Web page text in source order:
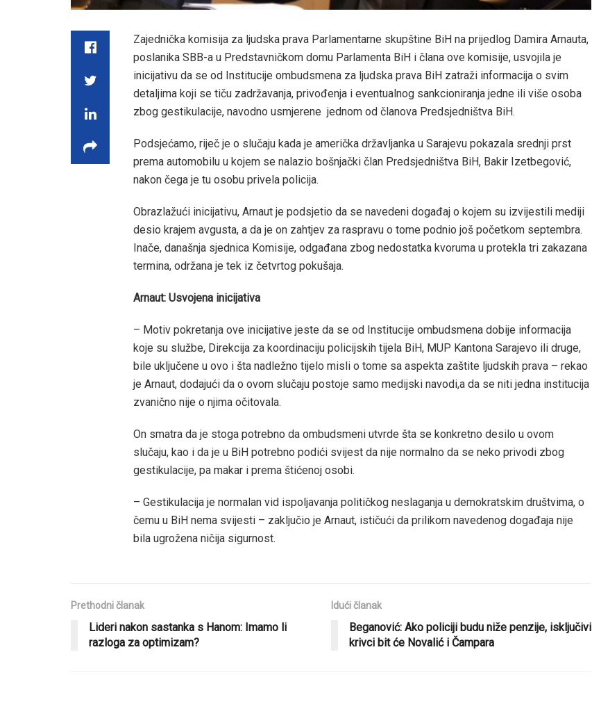
Zajednička komisija za ljudska prava Parlamentarne skupštine BiH na prijedlog Damira Arnauta,
poslanika SBB-a u Predstavničkom domu Parlamenta BiH i člana ove komisije, usvojila je
inicijativu da se od Institucije ombudsmena za ljudska prava BiH zatraži informacija o svim
detaljima koji se tiču zadržavanja, privođenja i eventualnog sankcioniranja jedne ili više osoba
zbog gestikulacije, navodno usmjerene jednom od članova Predsjedništva BiH.
Podsjećamo, riječ je o slučaju kada je američka državljanka u Sarajevu pokazala srednji prst
prema automobilu u kojem se nalazio bošnjački član Predsjedništva BiH, Bakir Izetbegović,
nakon čega je tu osobu privela policija.
Obrazlažući inicijativu, Arnaut je podsjetio da se navedeni događaj o kojem su izvijestili mediji
desio krajem avgusta, a da je on zahtjev za raspravu o tome podnio još početkom septembra.
Inače, današnja sjednica Komisije, odgađana zbog nedostatka kvoruma u protekla tri zakazana
termina, održana je tek iz četvrtog pokušaja.
Arnaut: Usvojena inicijativa
– Motiv pokretanja ove inicijative jeste da se od Institucije ombudsmena dobije informacija
koje su službe, Direkcija za koordinaciju policijskih tijela BiH, MUP Kantona Sarajevo ili druge,
bile uključene u ovo i šta nadležno tijelo misli o tome sa aspekta zaštite ljudskih prava – rekao
je Arnaut, dodajući da o ovom slučaju postoje samo medijski navodi,a da se niti jedna institucija
zvanično nije o njima očitovala.
On smatra da je stoga potrebno da ombudsmeni utvrde šta se konkretno desilo u ovom
slučaju, kao i da je u BiH potrebno podići svijest da nije normalno da se neko privodi zbog
gestikulacije, pa makar i prema štićenoj osobi.
– Gestikulacija je normalan vid ispoljavanja političkog neslaganja u demokratskim društvima, o
čemu u BiH nema svijesti – zaključio je Arnaut, ističući da prilikom navedenog događaja nije
bila ugrožena ničija sigurnost.
Prethodni članak
Lideri nakon sastanka s Hanom: Imamo li
razloga za optimizam?
Idući članak
Beganović: Ako policiji budu niže penzije, isključivi
krivci bit će Novalić i Čampara